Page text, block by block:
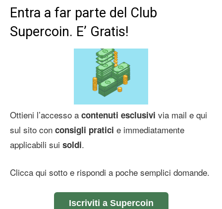
Entra a far parte del Club
Supercoin. E’ Gratis!
Ottieni l’accesso a contenuti esclusivi via mail e qui
sul sito con consigli pratici e immediatamente
applicabili sui soldi.
Clicca qui sotto e rispondi a poche semplici domande.
Iscriviti a Supercoin